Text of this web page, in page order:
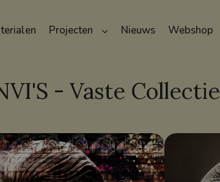
Projecten Nieuws Webshop
- Vaste Collectie